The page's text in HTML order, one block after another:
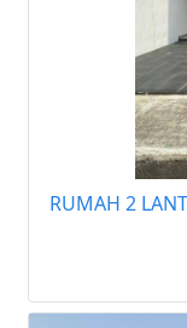
RUMAH 2